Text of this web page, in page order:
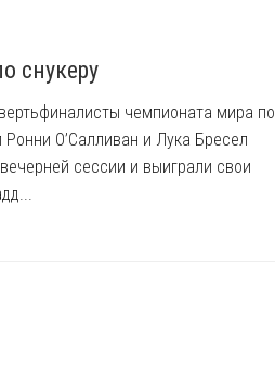
снукеру
чемпионата мира по
Ронни О’Салливан и Лука Бресел
сессии и выиграли свои